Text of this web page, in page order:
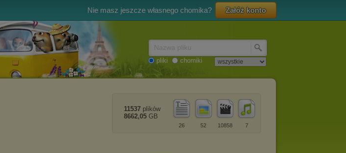
Nie masz jeszcze własnego chomika? Załóż konto
pliki chomiki
7
10858
52
26
11537 plików
8662,05 GB